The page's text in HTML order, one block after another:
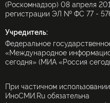
(Роскомнадзор) 08 апреля
регистрации ЭЛ № ФС 77 -
Учредитель:
Федеральное
«Международное
сегодня» (МИА «Россия
При частичном
ИноСМИ.Ru обязательна